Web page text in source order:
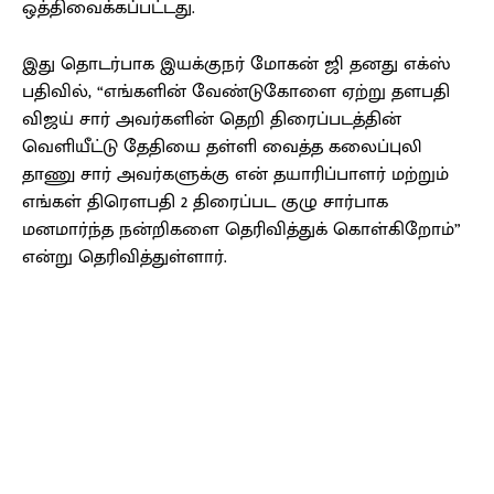
ஒத்திவைக்கப்பட்டது.
இது தொடர்பாக இயக்குநர் மோகன் ஜி தனது எக்ஸ்
பதிவில், “எங்களின் வேண்டுகோளை ஏற்று தளபதி
விஜய் சார் அவர்களின் தெறி திரைப்படத்தின்
வெளியீட்டு தேதியை தள்ளி வைத்த கலைப்புலி
தாணு சார் அவர்களுக்கு என் தயாரிப்பாளர் மற்றும்
எங்கள் திரெளபதி 2 திரைப்பட குழு சார்பாக
மனமார்ந்த நன்றிகளை தெரிவித்துக் கொள்கிறோம்”
என்று தெரிவித்துள்ளார்.